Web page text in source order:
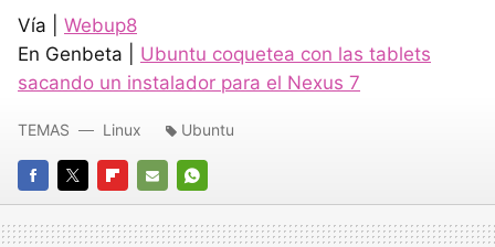
Vía | Webup8
En Genbeta | Ubuntu coquetea con las tablets
sacando un instalador para el Nexus 7
FACEBOOK
TWITTERFLIPBOARD
E-
MAIL
WHATSAPP
TEMAS Linux Ubuntu